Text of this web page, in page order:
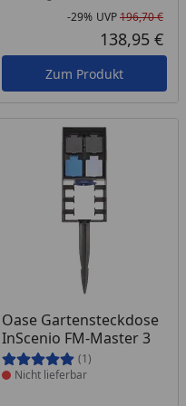
Preis
-29% UVP196,70 €
138,95 €
Zum Produkt
Oase Gartensteckdose
InScenio FM-Master 3
(1)
Produkt nicht lieferbar
Nicht lieferbar